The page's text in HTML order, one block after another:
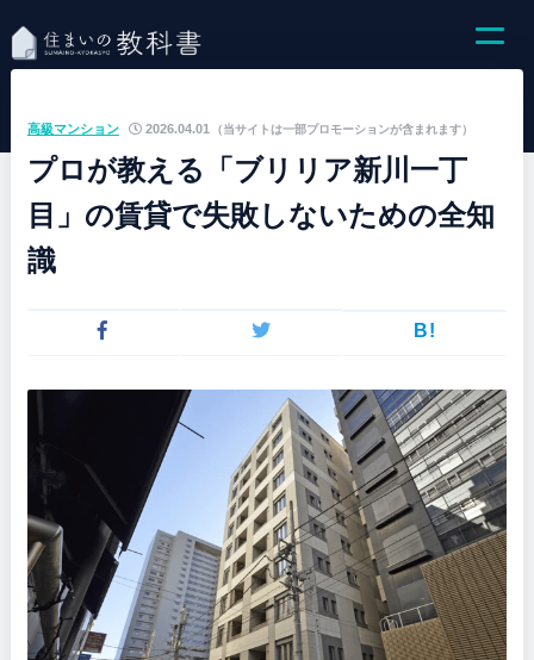
（当サイトは一部プロモーションが含まれます）
高級マンション 2026.04.01
プロが教える「ブリリア新川一丁
目」の賃貸で失敗しないための全知
識
B!